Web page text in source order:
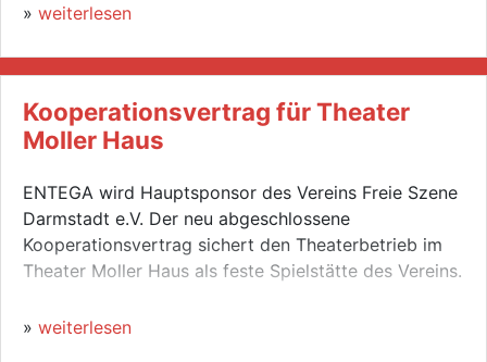
» weiterlesen
Kooperationsvertrag für Theater
Moller Haus
ENTEGA wird Hauptsponsor des Vereins Freie Szene
Darmstadt e.V. Der neu abgeschlossene
Kooperationsvertrag sichert den Theaterbetrieb im
Theater Moller Haus als feste Spielstätte des Vereins.
» weiterlesen